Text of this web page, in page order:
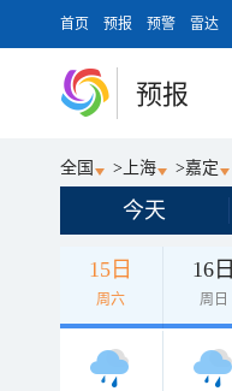
首页 预报 预警 雷达
预报
全国 > 上海 >嘉定
今天
15日
周六
16日
周日